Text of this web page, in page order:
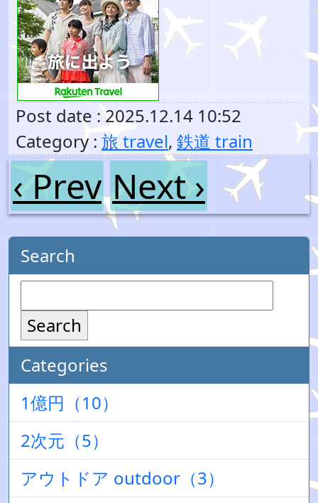
Post date : 2025.12.14 10:52
Category : 旅 travel, 鉄道 train
‹ Prev Next ›
Search
Search
Categories
1億円（10）
2次元（5）
アウトドア outdoor（3）